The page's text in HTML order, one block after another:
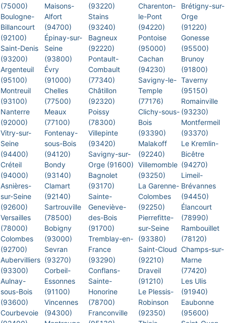
(75000)
Boulogne-
Billancourt
(92100)
Saint-Denis
(93200)
Argenteuil
(95100)
Montreuil
(93100)
Nanterre
(92000)
Vitry-sur-
Seine
(94400)
Créteil
(94000)
Asnières-
sur-Seine
(92600)
Versailles
(78000)
Colombes
(92700)
Aubervilliers
(93300)
Aulnay-
sous-Bois
(93600)
Courbevoie
Maisons-
Alfort
(94700)
Épinay-sur-
Seine
(93800)
Évry
(91000)
Chelles
(77500)
Meaux
(77100)
Fontenay-
sous-Bois
(94120)
Bondy
(93140)
Clamart
(92140)
Sartrouville
(78500)
Bobigny
(93000)
Sevran
(93270)
Corbeil-
Essonnes
(91100)
Vincennes
(94300)
(93220)
Stains
(93240)
Bagneux
(92220)
Pontault-
Combault
(77340)
Châtillon
(92320)
Poissy
(78300)
Villepinte
(93420)
Savigny-sur-
Orge (91600)
Bagnolet
(93170)
Sainte-
Geneviève-
des-Bois
(91700)
Tremblay-en-
France
(93290)
Conflans-
Sainte-
Honorine
(78700)
Franconville
Charenton-
le-Pont
(94220)
Pontoise
(95000)
Cachan
(94230)
Savigny-le-
Temple
(77176)
Clichy-sous-
Bois
(93390)
Malakoff
(92240)
Villemomble
(93250)
La Garenne-
Colombes
(92250)
Pierrefitte-
sur-Seine
(93380)
Saint-Cloud
(92210)
Draveil
(91210)
Le Plessis-
Robinson
(92350)
Brétigny-sur-
Orge
(91220)
Gonesse
(95500)
Brunoy
(91800)
Taverny
(95150)
Romainville
(93230)
Montfermeil
(93370)
Le Kremlin-
Bicêtre
(94270)
Limeil-
Brévannes
(94450)
Élancourt
(78990)
Rambouillet
(78120)
Champs-sur-
Marne
(77420)
Les Ulis
(91940)
Eaubonne
(95600)